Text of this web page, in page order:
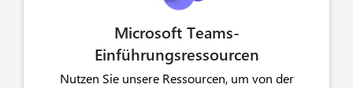
Microsoft Teams-
Einführungsressourcen
Nutzen Sie unsere Ressourcen, um von der